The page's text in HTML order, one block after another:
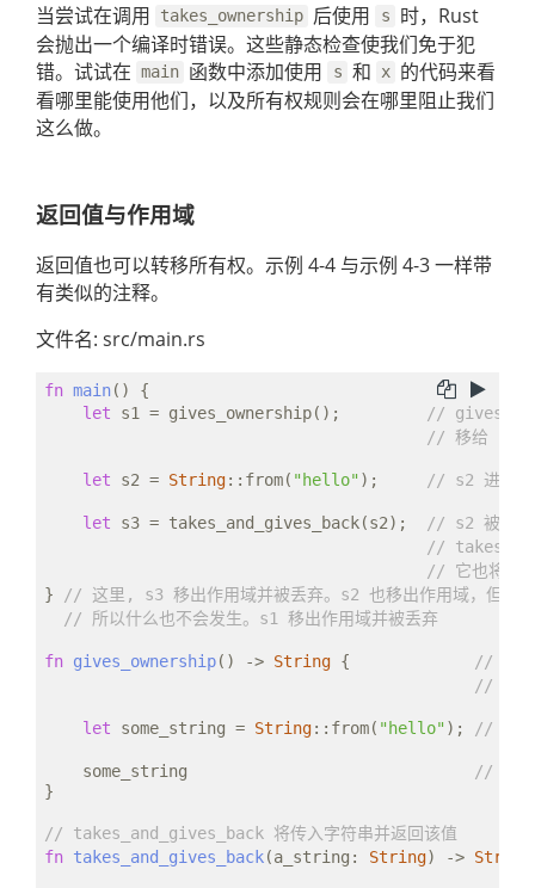
当尝试在调用
takes_ownership 后使用 s
时，Rust
会抛出一个编译时错误。这些静态检查使我们免于犯
错。试试在 main 函数中添加使用 s 和 x 的代码来看
看哪里能使用他们，以及所有权规则会在哪里阻止我们
这么做。
返回值与作用域
返回值也可以转移所有权。示例 4-4 与示例 4-3 一样带
有类似的注释。
文件名: src/main.rs
fn main() {
let s1 = gives_ownership();
//
// 移给 s1
let s2 = String::from( "hello"); // s2 进入作
let s3 = takes_and_gives_back(s2);
// s2 被移动
//
// 它也将返
}
// 这里, s3 移出作用域并被丢弃。s2 也移出作用域，但已
// 所以什么也不会发生。s1 移出作用域并被丢弃
fn gives_ownership() -> String {
//
// 调用
let some_string = String::from( "hello"); //
    some_string
// 返回
}
// takes_and_gives_back 将传入字符串并返回该值
fn takes_and_gives_back(a_string: String) -> String